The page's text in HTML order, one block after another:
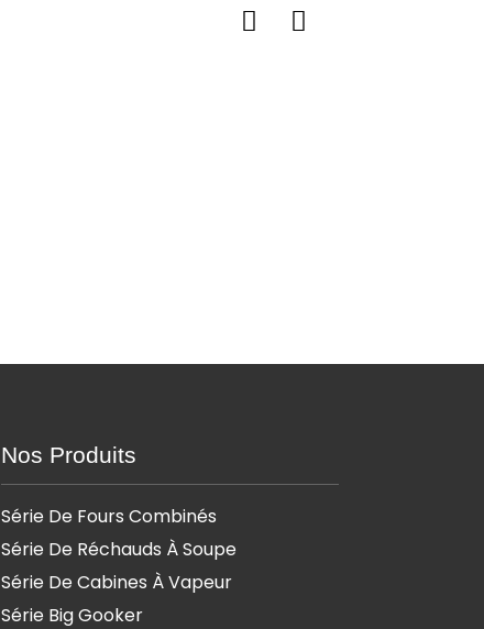
Nos Produits
Série De Fours Combinés
Série De Réchauds À Soupe
Série De Cabines À Vapeur
Série Big Gooker